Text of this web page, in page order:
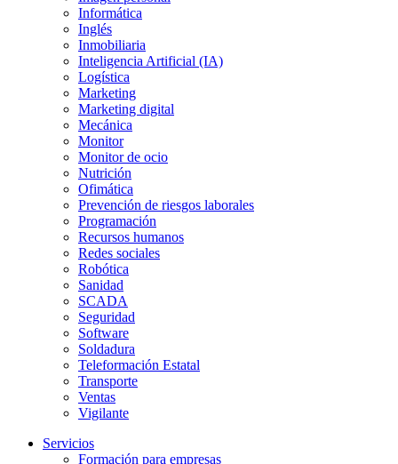
Informática
Inglés
Inmobiliaria
Inteligencia Artificial (IA)
Logística
Marketing
Marketing digital
Mecánica
Monitor
Monitor de ocio
Nutrición
Ofimática
Prevención de riesgos laborales
Programación
Recursos humanos
Redes sociales
Robótica
Sanidad
SCADA
Seguridad
Software
Soldadura
Teleformación Estatal
Transporte
Ventas
Vigilante
Servicios
Formación para empresas